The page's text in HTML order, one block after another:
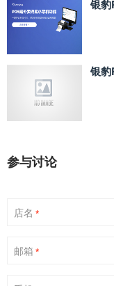
银
银
参与讨论
店名 *
邮箱 *